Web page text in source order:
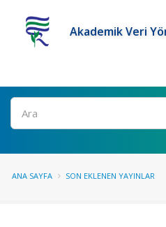
Akademik Veri
Ara
ANA SAYFA SON EKLENEN YAYINLAR